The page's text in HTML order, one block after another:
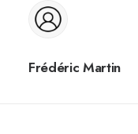
Frédéric Martin